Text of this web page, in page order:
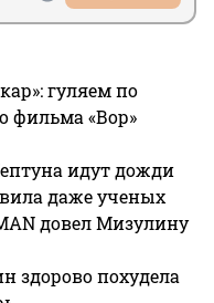
гуляем по
фильма «Вор»
идут дожди
даже ученых
довел Мизулину
здорово похудела